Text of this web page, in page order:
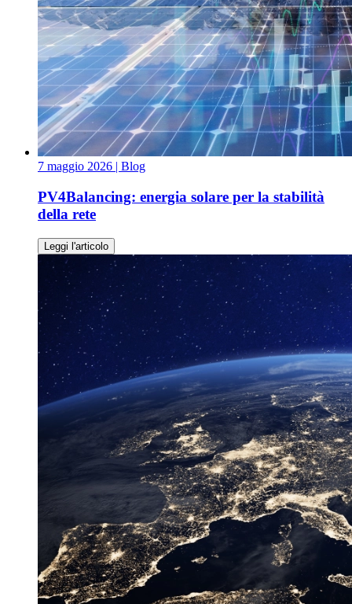
7 maggio 2026 | Blog
PV4Balancing: energia solare per la stabilità
della rete
Leggi l'articolo